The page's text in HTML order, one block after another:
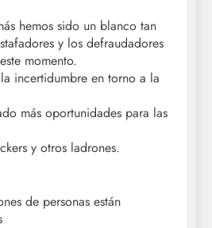
hemos sido un blanco tan
y los defraudadores
momento.
incertidumbre en torno a la
más oportunidades para las
y otros ladrones.
de personas están